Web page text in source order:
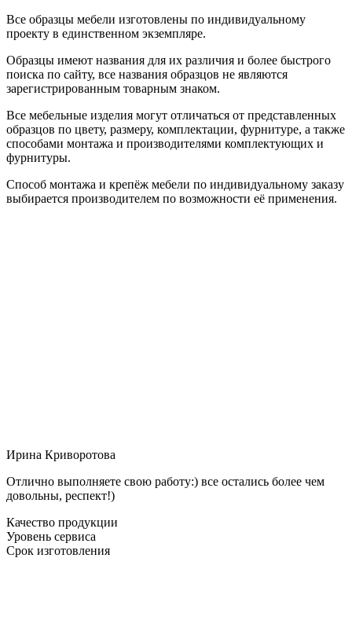
Все образцы мебели изготовлены по индивидуальному
проекту в единственном экземпляре.
Образцы имеют названия для их различия и более быстрого
поиска по сайту, все названия образцов не являются
зарегистрированным товарным знаком.
Все мебельные изделия могут отличаться от представленных
образцов по цвету, размеру, комплектации, фурнитуре, а также
способами монтажа и производителями комплектующих и
фурнитуры.
Способ монтажа и крепёж мебели по индивидуальному заказу
выбирается производителем по возможности её применения.
Ирина Криворотова
Отлично выполняете свою работу:) все остались более чем
довольны, респект!)
Качество продукции
Уровень сервиса
Срок изготовления